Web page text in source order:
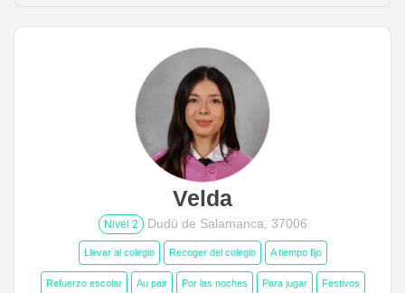
Entrenador Asistente
Llevar al colegio
Recoger del colegio
Por las noches
En verano Festivos
Velda
Nivel 2 Dudú de Salamanca, 37006
Llevar al colegio Recoger del colegio A tiempo fijo
Refuerzo escolar Au pair Por las noches Para jugar Festivos